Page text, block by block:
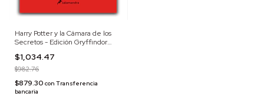
Harry Potter y la Cámara de los
Secretos - Edición Gryffindor
$1,034.47
$982.76
$879.30 con Transferencia
bancaria